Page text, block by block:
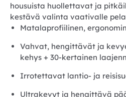
housuista huollettavat ja
kestävä valinta vaativalle
Matalaprofiilinen,
Vahvat, hengittävät ja
kehys + 30-kertainen
Irrotettavat lantio- ja
Ultrakevyt ja hengittävä